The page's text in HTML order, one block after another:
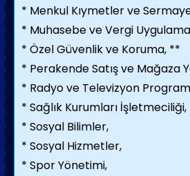
* Menkul Kıymetler ve
* Muhasebe ve Vergi
* Özel Güvenlik ve Koruma, **
* Perakende Satış ve Mağaza
* Radyo ve Televizyon
* Sağlık Kurumları İşletmeciliği,
* Sosyal Bilimler,
* Sosyal Hizmetler,
* Spor Yönetimi,